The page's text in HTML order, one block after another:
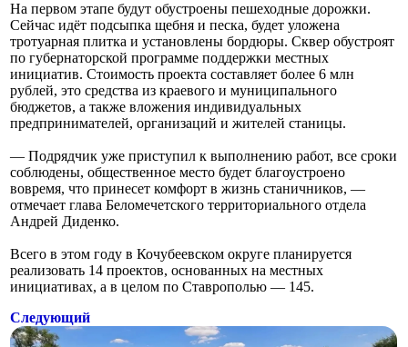
На первом этапе будут обустроены пешеходные дорожки.
Сейчас идёт подсыпка щебня и песка, будет уложена
тротуарная плитка и установлены бордюры. Сквер обустроят
по губернаторской программе поддержки местных
инициатив. Стоимость проекта составляет более 6 млн
рублей, это средства из краевого и муниципального
бюджетов, а также вложения индивидуальных
предпринимателей, организаций и жителей станицы.
— Подрядчик уже приступил к выполнению работ, все сроки
соблюдены, общественное место будет благоустроено
вовремя, что принесет комфорт в жизнь станичников, —
отмечает глава Беломечетского территориального отдела
Андрей Диденко.
Всего в этом году в Кочубеевском округе планируется
реализовать 14 проектов, основанных на местных
инициативах, а в целом по Ставрополью — 145.
Следующий